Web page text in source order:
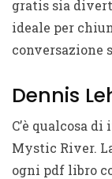
gratis sia
ideale per
conversazione
Dennis
C’è qualcosa
Mystic River.
ogni pdf libro